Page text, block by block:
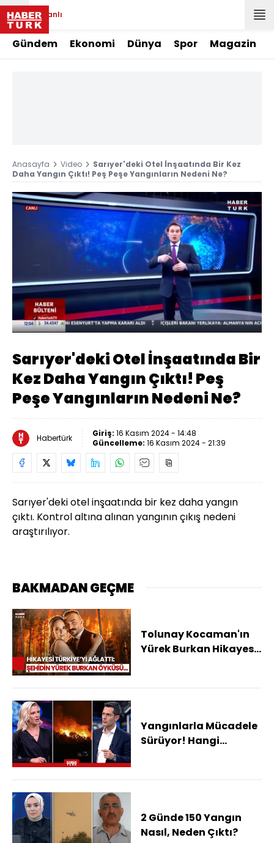
Canlı
Gündem Ekonomi Dünya Spor Magazin
Anasayfa Video
Sarıyer'deki Otel İnşaatında Bir Kez
Daha Yangın Çıktı! Peş Peşe Yangınların Nedeni Ne?
Sesi
Aç
Yüklendi
:
32.78%
Oynatma
Hızı
Sarıyer'deki Otel İnşaatında Bir
Kez Daha Yangın Çıktı! Peş
Peşe Yangınların Nedeni Ne?
Habertürk Giriş: 16 Kasım 2024 - 14:48
Güncelleme: 16 Kasım 2024 - 21:39
Sarıyer'deki otel inşaatında bir kez daha yangın
çıktı. Kontrol altına alınan yangının çıkış nedeni
araştırılıyor.
BAKMADAN GEÇME
Tolunay Kocaman'ın
Yürek Burkan Hikayesi:
Sadece 1 Ay Olmuştu!
Yangınlarla Mücadele
Sürüyor! Hangi
2 Günde 150 Yangın
Nasıl, Neden Çıktı?